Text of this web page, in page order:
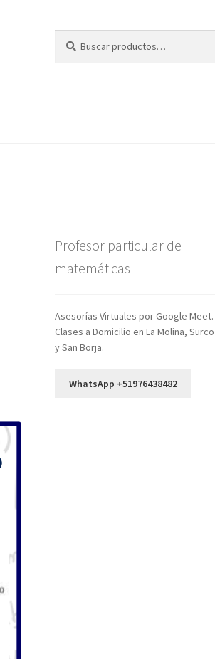
por:
Profesor particular de
matemáticas
Asesorías Virtuales por Google Meet.
Clases a Domicilio en La Molina, Surco
y San Borja.
WhatsApp +51976438482